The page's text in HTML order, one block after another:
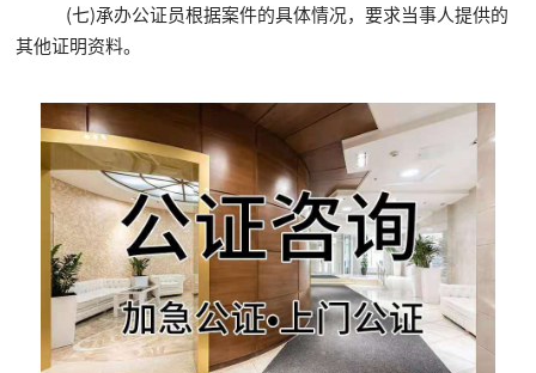
(七)承办公证员根据案件的具体情况，要求当事人提供的
其他证明资料。